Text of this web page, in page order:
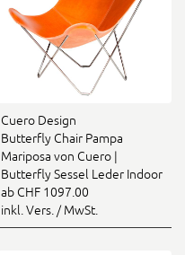
Cuero Design
Butterfly Chair Pampa
Mariposa von Cuero |
Butterfly Sessel Leder Indoor
ab CHF 1097.00
inkl. Vers. / MwSt.